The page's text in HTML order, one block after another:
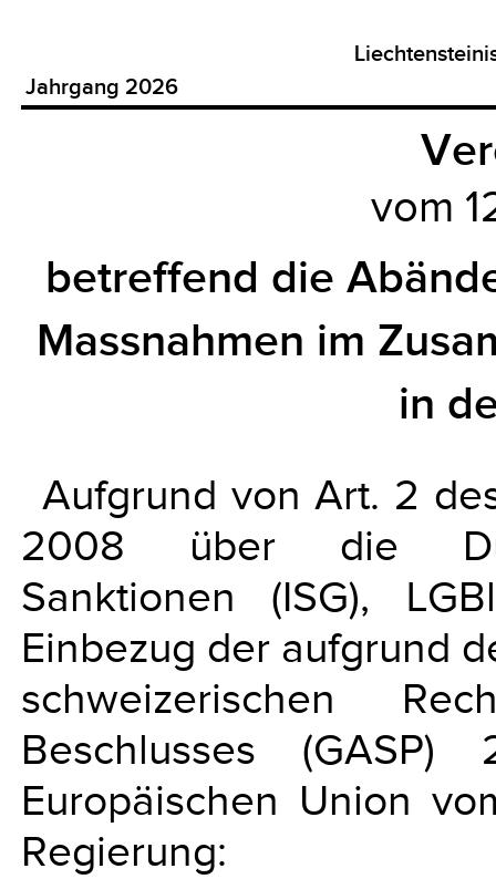
Jahrgang 2026
vom
betreffend die
Massnahmen im
in
Aufgrund von Art. 2
2008 über die
Sanktionen (ISG),
Einbezug der aufgrund
schweizerischen
Beschlusses
Europäischen Union
Regierung: